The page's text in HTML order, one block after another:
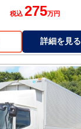
税込 275万円
詳細を見る